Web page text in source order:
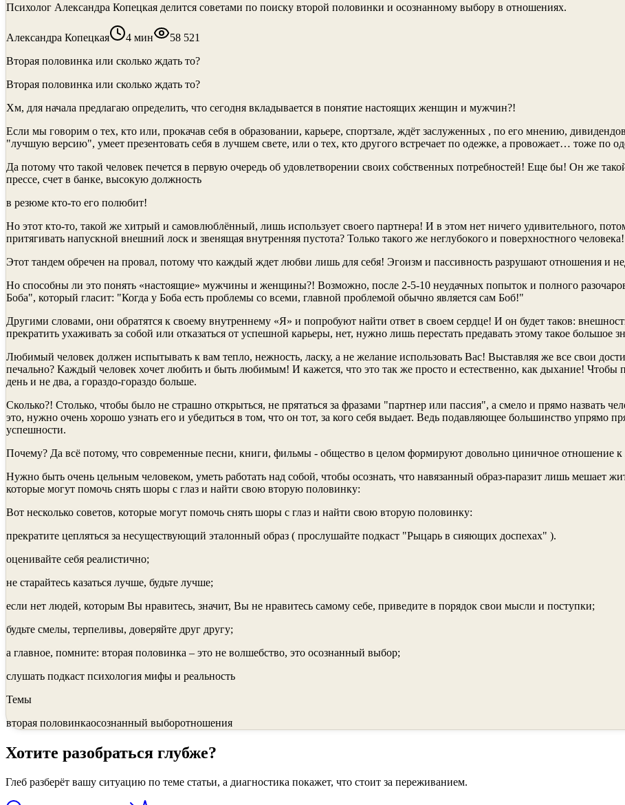
Психолог Александра Копецкая делится советами по поиску второй половинки и осознанному выбору в отношениях.
Александра Копецкая 4 мин
58 521
Вторая половинка или сколько ждать то?
Вторая половинка или сколько ждать то?
Хм, для начала предлагаю определить, что сегодня вкладывается в понятие настоящих женщин и мужчин?!
Если мы говорим о тех, кто или, прокачав себя в образовании, карьере, спортзале, ждёт заслуженных , по его мнению,
"лучшую версию", умеет презентовать себя в лучшем свете, или о тех, кто другого встречает по одежке, а провожает… тоже по
Да потому что такой человек печется в первую очередь об удовлетворении своих собственных потребностей! Еще бы! Он же
прессе, счет в банке, высокую должность
в резюме кто-то его полюбит!
Но этот кто-то, такой же хитрый и самовлюблённый, лишь использует своего партнера! И в этом нет ничего удивительного,
притягивать напускной внешний лоск и звенящая внутренняя пустота? Только такого же неглубокого и поверхностного человека!
Этот тандем обречен на провал, потому что каждый ждет любви лишь для себя! Эгоизм и пассивность разрушают отношения и
Но способны ли это понять «настоящие» мужчины и женщины?! Возможно, после 2-5-10 неудачных попыток и полного
Боба", который гласит: "Когда у Боба есть проблемы со всеми, главной проблемой обычно является сам Боб!"
Другими словами, они обратятся к своему внутреннему «Я» и попробуют найти ответ в своем сердце! И он будет таков:
прекратить ухаживать за собой или отказаться от успешной карьеры, нет, нужно лишь перестать предавать этому такое большое
Любимый человек должен испытывать к вам тепло, нежность, ласку, а не желание использовать Вас! Выставляя же все свои
печально? Каждый человек хочет любить и быть любимым! И кажется, что это так же просто и естественно, как дыхание! Чтобы
день и не два, а гораздо-гораздо больше.
Сколько?! Столько, чтобы было не страшно открыться, не прятаться за фразами "партнер или пассия", а смело и прямо назвать
это, нужно очень хорошо узнать его и убедиться в том, что он тот, за кого себя выдает. Ведь подавляющее большинство упрямо
успешности.
Почему? Да всё потому, что современные песни, книги, фильмы - общество в целом формируют довольно циничное отношение
Нужно быть очень цельным человеком, уметь работать над собой, чтобы осознать, что навязанный образ-паразит лишь мешает
которые могут помочь снять шоры с глаз и найти свою вторую половинку:
Вот несколько советов, которые могут помочь снять шоры с глаз и найти свою вторую половинку:
прекратите цепляться за несуществующий эталонный образ ( прослушайте подкаст "Рыцарь в сияющих доспехах" ).
оценивайте себя реалистично;
не старайтесь казаться лучше, будьте лучше;
если нет людей, которым Вы нравитесь, значит, Вы не нравитесь самому себе, приведите в порядок свои мысли и поступки;
будьте смелы, терпеливы, доверяйте друг другу;
а главное, помните: вторая половинка – это не волшебство, это осознанный выбор;
слушать подкаст психология мифы и реальность
Темы
вторая половинкаосознанный выборотношения
Хотите разобраться глубже?
Глеб разберёт вашу ситуацию по теме статьи, а диагностика покажет, что стоит за переживанием.